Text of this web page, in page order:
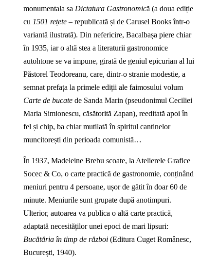
monumentala sa Dictatura Gastronomică (a doua ediție
cu 1501 rețete – republicată și de Carusel Books într‑o
variantă ilustrată). Din nefericire, Bacalbașa piere chiar
în 1935, iar o altă stea a literaturii gastronomice
autohtone se va impune, girată de geniul epicurian al lui
Păstorel Teodoreanu, care, dintr‑o stranie modestie, a
semnat prefața la primele ediții ale faimosului volum
Carte de bucate de Sanda Marin (pseudonimul Ceciliei
Maria Simionescu, căsătorită Zapan), reeditată apoi în
fel și chip, ba chiar mutilată în spiritul cantinelor
muncitorești din perioada comunistă…
În 1937, Madeleine Brebu scoate, la Atelierele Grafice
Socec & Co, o carte practică de gastronomie, conținând
meniuri pentru 4 persoane, ușor de gătit în doar 60 de
minute. Meniurile sunt grupate după anotimpuri.
Ulterior, autoarea va publica o altă carte practică,
adaptată necesităților unei epoci de mari lipsuri:
Bucătăria în timp de război (Editura Cuget Românesc,
București, 1940).